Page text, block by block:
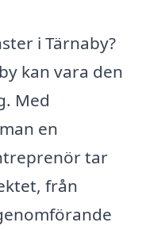
i Tärnaby?
kan vara den
Med
en
tar
från